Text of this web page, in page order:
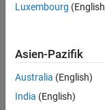
Luxembourg
Asien-Pazifik
Australia (English)
India (English)